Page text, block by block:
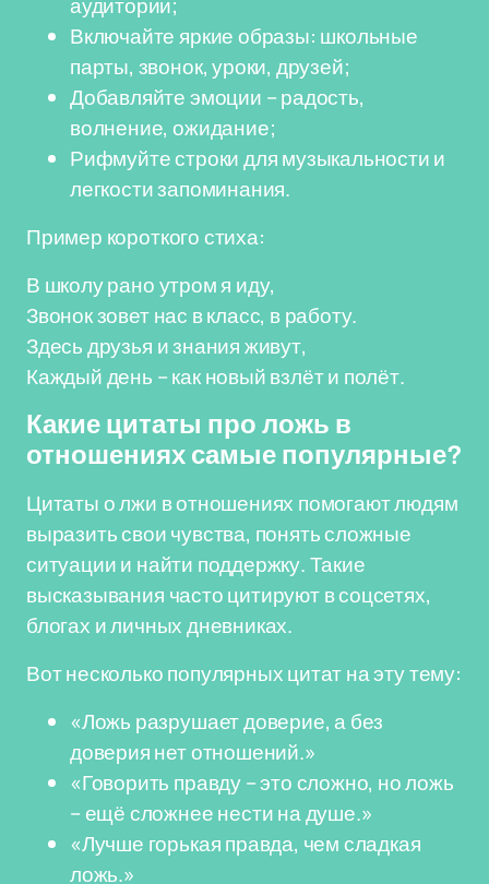
Включайте яркие образы: школьные
парты, звонок, уроки, друзей;
Добавляйте эмоции – радость,
волнение, ожидание;
Рифмуйте строки для музыкальности и
легкости запоминания.
Пример короткого стиха:
В школу рано утром я иду,
Звонок зовет нас в класс, в работу.
Здесь друзья и знания живут,
Каждый день – как новый взлёт и полёт.
Какие цитаты про ложь в
отношениях самые популярные?
Цитаты о лжи в отношениях помогают людям
выразить свои чувства, понять сложные
ситуации и найти поддержку. Такие
высказывания часто цитируют в соцсетях,
блогах и личных дневниках.
Вот несколько популярных цитат на эту тему:
«Ложь разрушает доверие, а без
доверия нет отношений.»
«Говорить правду – это сложно, но ложь
– ещё сложнее нести на душе.»
«Лучше горькая правда, чем сладкая
ложь.»